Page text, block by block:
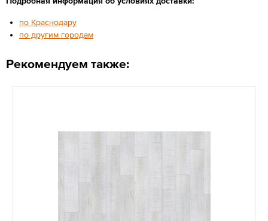
по Краснодару
по другим городам
Рекомендуем также: